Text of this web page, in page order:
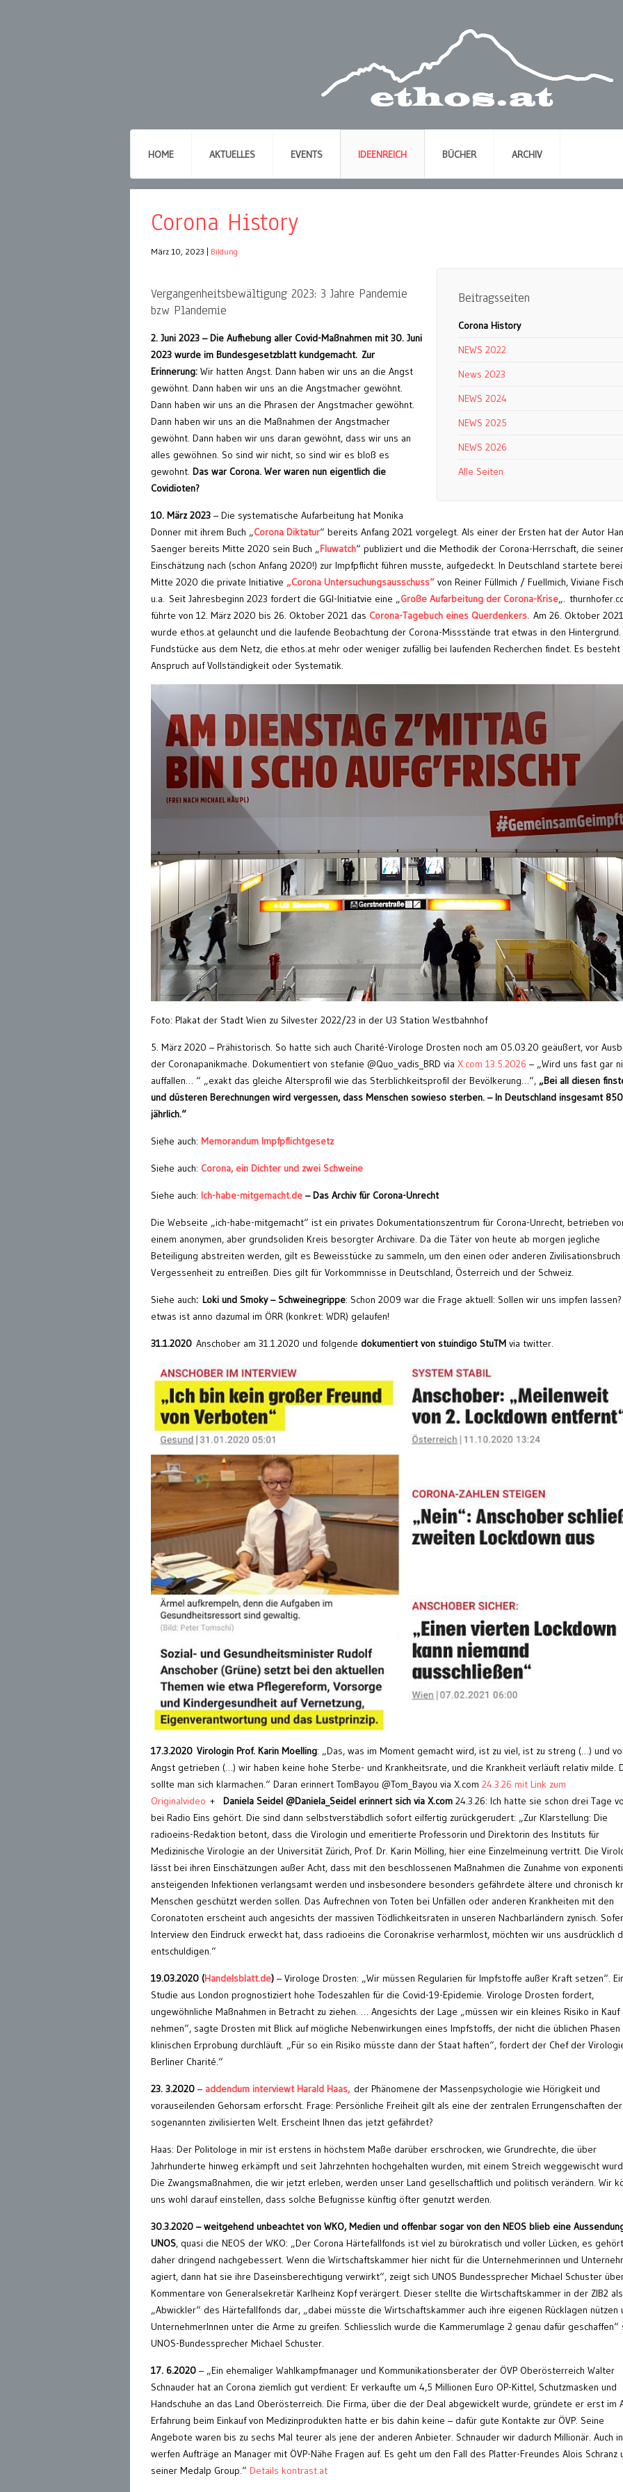
HOME AKTUELLES EVENTS IDEENREICH BÜCHER ARCHIV
Corona History
März 10, 2023 Bildung
Beitragsseiten
Corona History
NEWS 2022
News 2023
NEWS 2024
NEWS 2025
NEWS 2026
Alle Seiten
Vergangenheitsbewältigung 2023: 3 Jahre Pandemie
bzw Plandemie
2. Juni 2023 – Die Aufhebung aller Covid-Maßnahmen mit 30. Juni
2023 wurde im Bundesgesetzblatt kundgemacht. Zur
Erinnerung: Wir hatten Angst. Dann haben wir uns an die Angst
gewöhnt. Dann haben wir uns an die Angstmacher gewöhnt.
Dann haben wir uns an die Phrasen der Angstmacher gewöhnt.
Dann haben wir uns an die Maßnahmen der Angstmacher
gewöhnt. Dann haben wir uns daran gewöhnt, dass wir uns an
alles gewöhnen. So sind wir nicht, so sind wir es bloß es
gewohnt. Das war Corona. Wer waren nun eigentlich die
Covidioten?
10. März 2023 – Die systematische Aufarbeitung hat Monika
Donner mit ihrem Buch „Corona Diktatur“ bereits Anfang 2021 vorgelegt. Als einer der Ersten hat der Autor
Saenger bereits Mitte 2020 sein Buch „Fluwatch“ publiziert und die Methodik der Corona-Herrschaft, die seiner
Einschätzung nach (schon Anfang 2020!) zur Impfpflicht führen musste, aufgedeckt. In Deutschland startete
Mitte 2020 die private Initiative „Corona Untersuchungsausschuss“ von Reiner Füllmich / Fuellmich, Viviane
u.a. Seit Jahresbeginn 2023 fordert die GGI-Initiatvie eine „Große Aufarbeitung der Corona-Krise„. thurnhofer.cc
führte von 12. März 2020 bis 26. Oktober 2021 das Corona-Tagebuch eines Querdenkers. Am 26. Oktober 2021
wurde ethos.at gelauncht und die laufende Beobachtung der Corona-Missstände trat etwas in den
Fundstücke aus dem Netz, die ethos.at mehr oder weniger zufällig bei laufenden Recherchen findet. Es besteht
Anspruch auf Vollständigkeit oder Systematik.
Foto: Plakat der Stadt Wien zu Silvester 2022/23 in der U3 Station Westbahnhof
5. März 2020 – Prähistorisch. So hatte sich auch Charité-Virologe Drosten noch am 05.03.20 geäußert, vor
der Coronapanikmache. Dokumentiert von stefanie @Quo_vadis_BRD via X.com 13.5.2026 – „Wird uns fast gar
auffallen… “ „exakt das gleiche Altersprofil wie das Sterblichkeitsprofil der Bevölkerung…“, „Bei all diesen
und düsteren Berechnungen wird vergessen, dass Menschen sowieso sterben. – In Deutschland insgesamt
jährlich.“
Siehe auch: Memorandum Impfpflichtgesetz
Siehe auch: Corona, ein Dichter und zwei Schweine
Siehe auch: Ich-habe-mitgemacht.de – Das Archiv für Corona-Unrecht
Die Webseite „ich-habe-mitgemacht“ ist ein privates Dokumentationszentrum für Corona-Unrecht, betrieben
einem anonymen, aber grundsoliden Kreis besorgter Archivare. Da die Täter von heute ab morgen jegliche
Beteiligung abstreiten werden, gilt es Beweisstücke zu sammeln, um den einen oder anderen
Vergessenheit zu entreißen. Dies gilt für Vorkommnisse in Deutschland, Österreich und der Schweiz.
Siehe auch: Loki und Smoky – Schweinegrippe: Schon 2009 war die Frage aktuell: Sollen wir uns impfen lassen?
etwas ist anno dazumal im ÖRR (konkret: WDR) gelaufen!
31.1.2020 Anschober am 31.1.2020 und folgende dokumentiert von stuindigo StuTM via twitter.
17.3.2020 Virologin Prof. Karin Moelling: „Das, was im Moment gemacht wird, ist zu viel, ist zu streng (…) und
Angst getrieben (…) wir haben keine hohe Sterbe- und Krankheitsrate, und die Krankheit verläuft relativ milde.
sollte man sich klarmachen.“ Daran erinnert TomBayou @Tom_Bayou via X.com 24.3.26 mit Link zum
Originalvideo + Daniela Seidel @Daniela_Seidel erinnert sich via X.com 24.3.26: Ich hatte sie schon drei Tage
bei Radio Eins gehört. Die sind dann selbstverstäbdlich sofort eilfertig zurückgerudert: „Zur Klarstellung: Die
radioeins-Redaktion betont, dass die Virologin und emeritierte Professorin und Direktorin des Instituts für
Medizinische Virologie an der Universität Zürich, Prof. Dr. Karin Mölling, hier eine Einzelmeinung vertritt. Die
lässt bei ihren Einschätzungen außer Acht, dass mit den beschlossenen Maßnahmen die Zunahme von
ansteigenden Infektionen verlangsamt werden und insbesondere besonders gefährdete ältere und chronisch
Menschen geschützt werden sollen. Das Aufrechnen von Toten bei Unfällen oder anderen Krankheiten mit den
Coronatoten erscheint auch angesichts der massiven Tödlichkeitsraten in unseren Nachbarländern zynisch.
Interview den Eindruck erweckt hat, dass radioeins die Coronakrise verharmlost, möchten wir uns ausdrücklich
entschuldigen.“
19.03.2020 (Handelsblatt.de) – Virologe Drosten: „Wir müssen Regularien für Impfstoffe außer Kraft setzen“.
Studie aus London prognostiziert hohe Todeszahlen für die Covid-19-Epidemie. Virologe Drosten fordert,
ungewöhnliche Maßnahmen in Betracht zu ziehen. … Angesichts der Lage „müssen wir ein kleines Risiko in Kauf
nehmen“, sagte Drosten mit Blick auf mögliche Nebenwirkungen eines Impfstoffs, der nicht die üblichen
klinischen Erprobung durchläuft. „Für so ein Risiko müsste dann der Staat haften“, fordert der Chef der
Berliner Charité.“
23. 3.2020 – addendum interviewt Harald Haas, der Phänomene der Massenpsychologie wie Hörigkeit und
vorauseilenden Gehorsam erforscht. Frage: Persönliche Freiheit gilt als eine der zentralen Errungenschaften der
sogenannten zivilisierten Welt. Erscheint Ihnen das jetzt gefährdet?
Haas: Der Politologe in mir ist erstens in höchstem Maße darüber erschrocken, wie Grundrechte, die über
Jahrhunderte hinweg erkämpft und seit Jahrzehnten hochgehalten wurden, mit einem Streich weggewischt
Die Zwangsmaßnahmen, die wir jetzt erleben, werden unser Land gesellschaftlich und politisch verändern. Wir
uns wohl darauf einstellen, dass solche Befugnisse künftig öfter genutzt werden.
30.3.2020 – weitgehend unbeachtet von WKO, Medien und offenbar sogar von den NEOS blieb eine
UNOS, quasi die NEOS der WKO: „Der Corona Härtefallfonds ist viel zu bürokratisch und voller Lücken, es gehört
daher dringend nachgebessert. Wenn die Wirtschaftskammer hier nicht für die Unternehmerinnen und
agiert, dann hat sie ihre Daseinsberechtigung verwirkt“, zeigt sich UNOS Bundessprecher Michael Schuster
Kommentare von Generalsekretär Karlheinz Kopf verärgert. Dieser stellte die Wirtschaftskammer in der ZIB2 als
„Abwickler“ des Härtefallfonds dar, „dabei müsste die Wirtschaftskammer auch ihre eigenen Rücklagen nützen
UnternehmerInnen unter die Arme zu greifen. Schliesslich wurde die Kammerumlage 2 genau dafür geschaffen“
UNOS-Bundessprecher Michael Schuster.
17. 6.2020 – „Ein ehemaliger Wahlkampfmanager und Kommunikationsberater der ÖVP Oberösterreich Walter
Schnauder hat an Corona ziemlich gut verdient: Er verkaufte um 4,5 Millionen Euro OP-Kittel, Schutzmasken und
Handschuhe an das Land Oberösterreich. Die Firma, über die der Deal abgewickelt wurde, gründete er erst im
Erfahrung beim Einkauf von Medizinprodukten hatte er bis dahin keine – dafür gute Kontakte zur ÖVP. Seine
Angebote waren bis zu sechs Mal teurer als jene der anderen Anbieter. Schnauder wir dadurch Millionär. Auch
werfen Aufträge an Manager mit ÖVP-Nähe Fragen auf. Es geht um den Fall des Platter-Freundes Alois Schranz
seiner Medalp Group.“ Details kontrast.at